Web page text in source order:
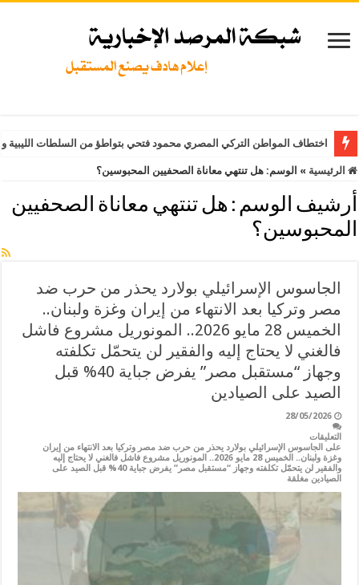
اختطاف المواطن التركي المصري محمود فتحي بتواطؤ من السلطات
الرئيسية » الوسم: هل تنتهي معاناة الصحفيين المحبوسين؟
أرشيف الوسم : هل تنتهي معاناة الصحفيين
المحبوسين؟
الجاسوس الإسرائيلي بولارد يحذر من حرب ضد
مصر وتركيا بعد الانتهاء من إيران وغزة ولبنان..
الخميس 28 مايو 2026.. المونوريل مشروع فاشل
فالغني لا يحتاج إليه والفقير لن يتحمّل تكلفته
وجهاز “مستقبل مصر” يفرض جباية 40% قبل
الصيد على الصيادين
28/05/2026
التعليقات
على الجاسوس الإسرائيلي بولارد يحذر من حرب ضد مصر وتركيا بعد الانتهاء من إيران
وغزة ولبنان.. الخميس 28 مايو 2026.. المونوريل مشروع فاشل فالغني لا يحتاج إليه
والفقير لن يتحمّل تكلفته وجهاز “مستقبل مصر” يفرض جباية 40% قبل الصيد على
الصيادين مغلقة